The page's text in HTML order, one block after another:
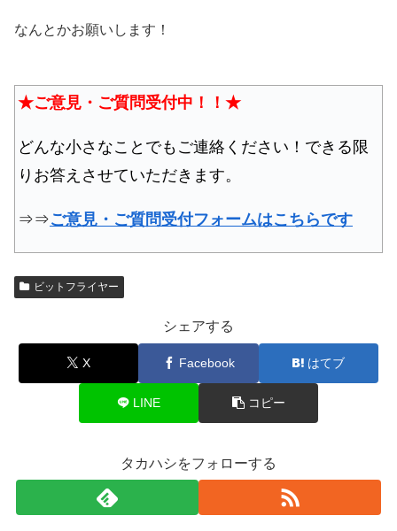
なんとかお願いします！
★ご意見・ご質問受付中！！★
どんな小さなことでもご連絡ください！できる限
りお答えさせていただきます。
⇒⇒ご意見・ご質問受付フォームはこちらです
ビットフライヤー
シェアする
X Facebook はてブ
LINE コピー
タカハシをフォローする